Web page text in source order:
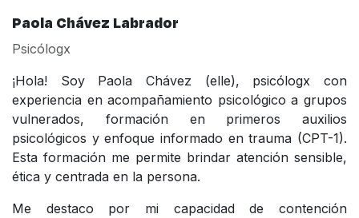
Paola Chávez Labrador
Psicólogx
¡Hola! Soy Paola Chávez (elle), psicólogx con
experiencia en acompañamiento psicológico a grupos
vulnerados, formación en primeros auxilios
psicológicos y enfoque informado en trauma (CPT-1).
Esta formación me permite brindar atención sensible,
ética y centrada en la persona.
Me destaco por mi capacidad de contención